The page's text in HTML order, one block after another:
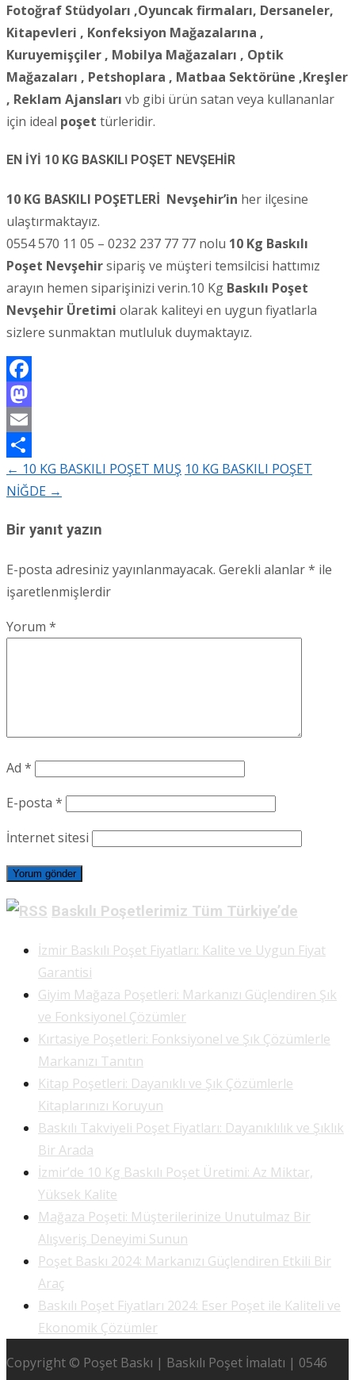
Fotoğraf Stüdyoları ,Oyuncak firmaları, Dersaneler,
Kitapevleri , Konfeksiyon Mağazalarına ,
Kuruyemişçiler , Mobilya Mağazaları , Optik
Mağazaları , Petshoplara , Matbaa Sektörüne ,Kreşler
, Reklam Ajansları vb gibi ürün satan veya kullananlar
için ideal poşet türleridir.
EN İYİ 10 KG BASKILI POŞET NEVŞEHİR
10 KG BASKILI POŞETLERİ Nevşehir’in her ilçesine
ulaştırmaktayız.
0554 570 11 05 – 0232 237 77 77 nolu 10 Kg Baskılı
Poşet Nevşehirsipariş ve müşteri temsilcisi hattımız
arayın hemen siparişinizi verin.10 Kg Baskılı Poşet
Nevşehir Üretimi olarak kaliteyi en uygun fiyatlarla
sizlere sunmaktan mutluluk duymaktayız.
Facebook
Mastodon
Email
Share
Post
← 10 KG BASKILI POŞET MUŞ 10 KG BASKILI POŞET
NİĞDE →
Bir yanıt yazın
E-posta adresiniz yayınlanmayacak. Gerekli alanlar* ile
işaretlenmişlerdir
Yorum *
Ad *
E-posta *
İnternet sitesi
Baskılı Poşetlerimiz Tüm Türkiye’de
İzmir Baskılı Poşet Fiyatları: Kalite ve Uygun Fiyat
Garantisi
Giyim Mağaza Poşetleri: Markanızı Güçlendiren Şık
ve Fonksiyonel Çözümler
Kırtasiye Poşetleri: Fonksiyonel ve Şık Çözümlerle
Markanızı Tanıtın
Kitap Poşetleri: Dayanıklı ve Şık Çözümlerle
Kitaplarınızı Koruyun
Baskılı Takviyeli Poşet Fiyatları: Dayanıklılık ve Şıklık
Bir Arada
İzmir’de 10 Kg Baskılı Poşet Üretimi: Az Miktar,
Yüksek Kalite
Mağaza Poşeti: Müşterilerinize Unutulmaz Bir
Alışveriş Deneyimi Sunun
Poşet Baskı 2024: Markanızı Güçlendiren Etkili Bir
Araç
Baskılı Poşet Fiyatları 2024: Eser Poşet ile Kaliteli ve
Ekonomik Çözümler
Copyright © Poşet Baskı | Baskılı Poşet İmalatı | 0546